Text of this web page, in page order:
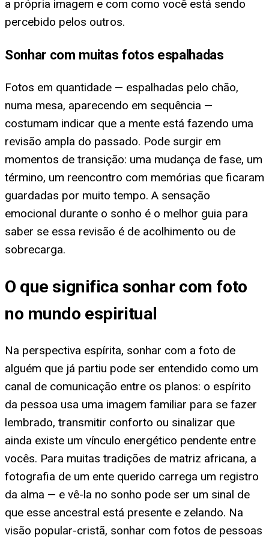
a própria imagem e com como você está sendo
percebido pelos outros.
Sonhar com muitas fotos espalhadas
Fotos em quantidade — espalhadas pelo chão,
numa mesa, aparecendo em sequência —
costumam indicar que a mente está fazendo uma
revisão ampla do passado. Pode surgir em
momentos de transição: uma mudança de fase, um
término, um reencontro com memórias que ficaram
guardadas por muito tempo. A sensação
emocional durante o sonho é o melhor guia para
saber se essa revisão é de acolhimento ou de
sobrecarga.
O que significa sonhar com foto
no mundo espiritual
Na perspectiva espírita, sonhar com a foto de
alguém que já partiu pode ser entendido como um
canal de comunicação entre os planos: o espírito
da pessoa usa uma imagem familiar para se fazer
lembrado, transmitir conforto ou sinalizar que
ainda existe um vínculo energético pendente entre
vocês. Para muitas tradições de matriz africana, a
fotografia de um ente querido carrega um registro
da alma — e vê-la no sonho pode ser um sinal de
que esse ancestral está presente e zelando. Na
visão popular-cristã, sonhar com fotos de pessoas